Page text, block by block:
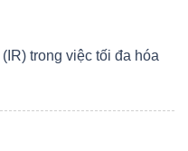
trong việc tối đa hóa